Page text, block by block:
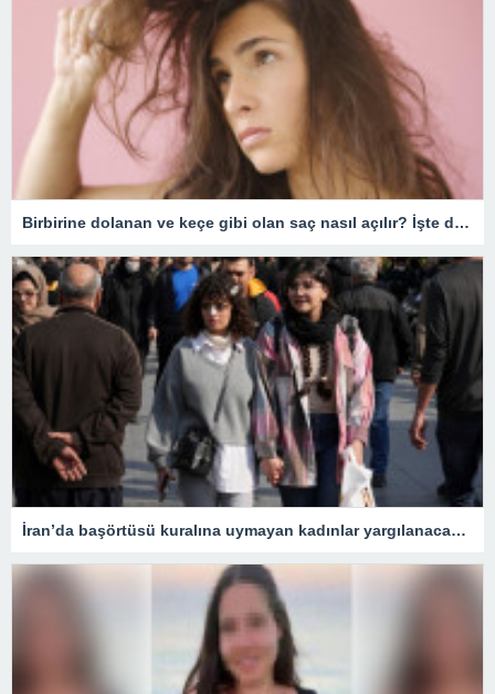
Birbirine dolanan ve keçe gibi olan saç nasıl açılır? İşte dolaşık saçı açmanın en kolay yöntemi!
İran’da başörtüsü kuralına uymayan kadınlar yargılanacak – Son Dakika Dünya Haberleri